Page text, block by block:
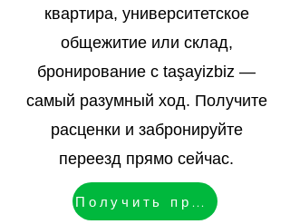
квартира, университетское
общежитие или склад,
бронирование с taşayizbiz —
самый разумный ход. Получите
расценки и забронируйте
переезд прямо сейчас.
Получить предложение